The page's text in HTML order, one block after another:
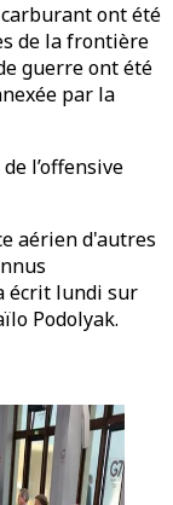
ont été
de la frontière
guerre ont été
par la
l’offensive
aérien d'autres
écrit lundi sur
Podolyak.